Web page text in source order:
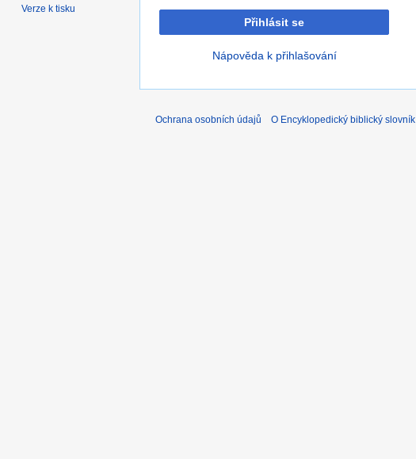
Přihlásit se
Nápověda k přihlašování
Verze k tisku
Ochrana osobních údajů O Encyklopedický biblický slovník